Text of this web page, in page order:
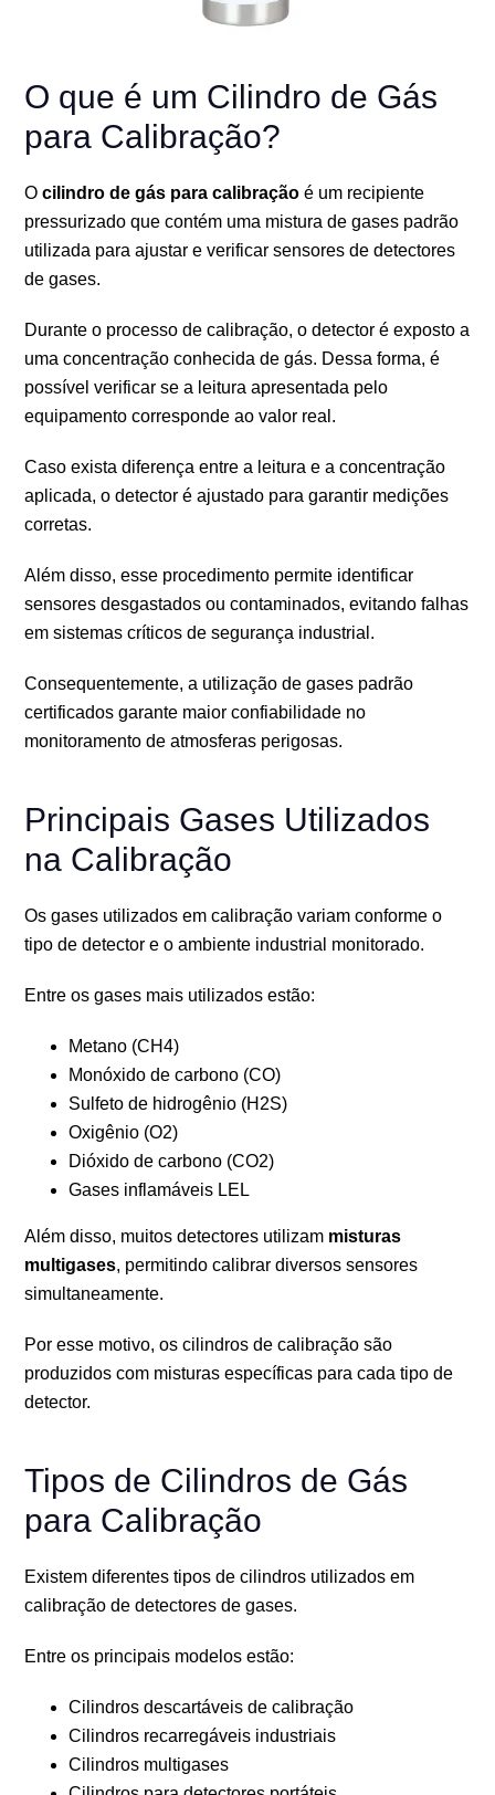
O que é um Cilindro de Gás
para Calibração?
Ocilindro de gás para calibração é um recipiente
pressurizado que contém uma mistura de gases padrão
utilizada para ajustar e verificar sensores de detectores
de gases.
Durante o processo de calibração, o detector é exposto a
uma concentração conhecida de gás. Dessa forma, é
possível verificar se a leitura apresentada pelo
equipamento corresponde ao valor real.
Caso exista diferença entre a leitura e a concentração
aplicada, o detector é ajustado para garantir medições
corretas.
Além disso, esse procedimento permite identificar
sensores desgastados ou contaminados, evitando falhas
em sistemas críticos de segurança industrial.
Consequentemente, a utilização de gases padrão
certificados garante maior confiabilidade no
monitoramento de atmosferas perigosas.
Principais Gases Utilizados
na Calibração
Os gases utilizados em calibração variam conforme o
tipo de detector e o ambiente industrial monitorado.
Entre os gases mais utilizados estão:
Metano (CH4)
Monóxido de carbono (CO)
Sulfeto de hidrogênio (H2S)
Oxigênio (O2)
Dióxido de carbono (CO2)
Gases inflamáveis LEL
Além disso, muitos detectores utilizam misturas
multigases, permitindo calibrar diversos sensores
simultaneamente.
Por esse motivo, os cilindros de calibração são
produzidos com misturas específicas para cada tipo de
detector.
Tipos de Cilindros de Gás
para Calibração
Existem diferentes tipos de cilindros utilizados em
calibração de detectores de gases.
Entre os principais modelos estão:
Cilindros descartáveis de calibração
Cilindros recarregáveis industriais
Cilindros multigases